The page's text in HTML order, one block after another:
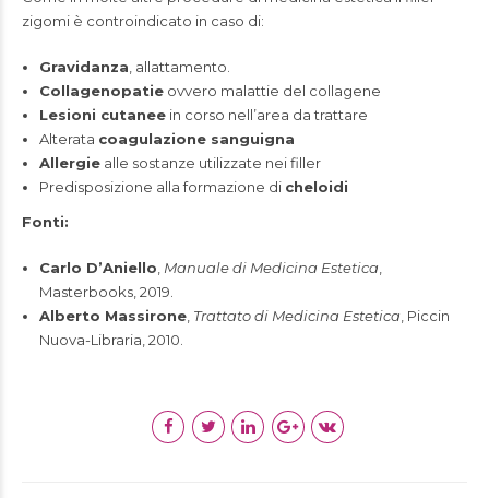
zigomi è controindicato in caso di:
Gravidanza , allattamento.
Collagenopatieovvero malattie del collagene
Lesioni cutaneein corso nell’area da trattare
Alterata coagulazione sanguigna
Allergiealle sostanze utilizzate nei filler
Predisposizione alla formazione di cheloidi
Fonti:
Carlo D’Aniello Manuale di Medicina Estetica
Masterbooks, 2019.
Alberto Massirone, Trattato di Medicina Estetica , Piccin
Nuova-Libraria, 2010.